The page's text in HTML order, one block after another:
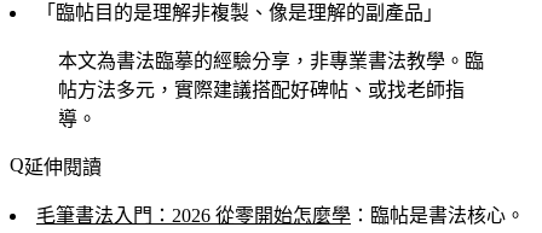
「臨帖目的是理解非複製、像是理解的副產品」
本文為書法臨摹的經驗分享，非專業書法教學。臨
帖方法多元，實際建議搭配好碑帖、或找老師指
導。
延伸閱讀
毛筆書法入門：2026 從零開始怎麼學 ：臨帖是書法核心。